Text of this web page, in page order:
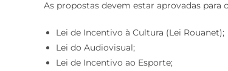
As propostas devem estar aprovadas para
Lei de Incentivo à Cultura (Lei Rouanet);
Lei do Audiovisual;
Lei de Incentivo ao Esporte;